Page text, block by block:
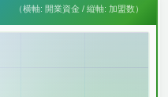
（横軸: 開業資金 / 縦軸: 加盟数）